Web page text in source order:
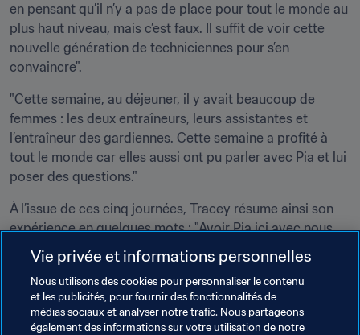
en pensant qu’il n’y a pas de place pour tout le monde au
plus haut niveau, mais c’est faux. Il suffit de voir cette
nouvelle génération de techniciennes pour s’en
convaincre".
"Cette semaine, au déjeuner, il y avait beaucoup de
femmes : les deux entraîneurs, leurs assistantes et
l’entraîneur des gardiennes. Cette semaine a profité à
tout le monde car elles aussi ont pu parler avec Pia et lui
poser des questions."
À l’issue de ces cinq journées, Tracey résume ainsi son
expérience en quelques mots : "Avoir Pia ici avec nous,
une femme qui a tant fait pour le football féminin et qui
participe à ce programme pour la deuxième fois alors
qu’une Coupe du Monde va avoir lieu dans l’année, c’est
quelque chose de très fort. Je lui adresse mes
remerciements, ainsi qu’à la FIFA, car ce programme a
Vie privée et informations personnelles
Nous utilisons des cookies pour personnaliser le contenu
et les publicités, pour fournir des fonctionnalités de
médias sociaux et analyser notre trafic. Nous partageons
également des informations sur votre utilisation de notre